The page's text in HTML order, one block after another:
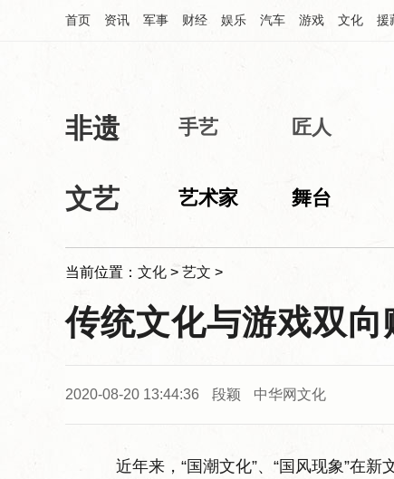
首页 资讯 军事 财经 娱乐 汽车 游戏 文化 援
中华网文化频道
非遗 手艺 匠人
文艺 艺术家 舞台
当前位置： 文化 > 艺文 >
传统文化与游戏双
2020-08-20 13:44:36 段颖 中华网文化
近年来，“国潮文化”、“国风现象”在